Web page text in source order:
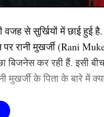
वजह से सुर्खियों में छाई हुई
मुखर्जी (Rani
बिजनेस कर रही हैं. इसी
मुखर्जी के पिता के बारे में